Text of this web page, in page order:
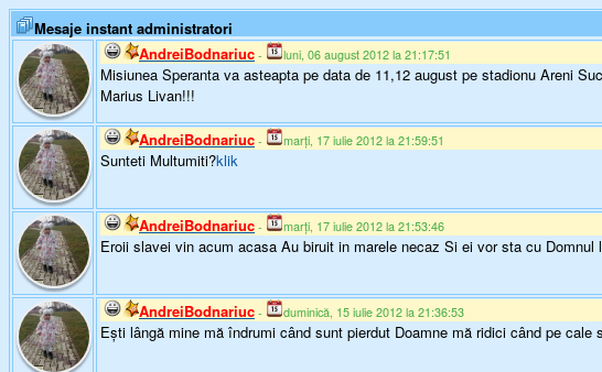
Mesaje instant administratori
AndreiBodnariuc - luni, 06 august 2012 la 21:17:51
Misiunea Speranta va asteapta pe data de 11,12 august pe stadionu Areni
Marius Livan!!!
AndreiBodnariuc - marți, 17 iulie 2012 la 21:59:51
Sunteti Multumiti?klik
AndreiBodnariuc - marți, 17 iulie 2012 la 21:53:46
Eroii slavei vin acum acasa Au biruit in marele necaz Si ei vor sta cu
AndreiBodnariuc - duminică, 15 iulie 2012 la 21:36:53
Eşti lângă mine mă îndrumi când sunt pierdut Doamne mă ridici când pe